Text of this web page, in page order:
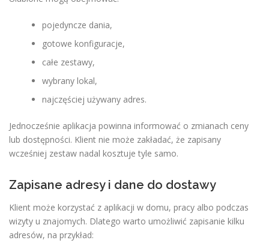
pojedyncze dania,
gotowe konfiguracje,
całe zestawy,
wybrany lokal,
najczęściej używany adres.
Jednocześnie aplikacja powinna informować o zmianach ceny
lub dostępności. Klient nie może zakładać, że zapisany
wcześniej zestaw nadal kosztuje tyle samo.
Zapisane adresy i dane do dostawy
Klient może korzystać z aplikacji w domu, pracy albo podczas
wizyty u znajomych. Dlatego warto umożliwić zapisanie kilku
adresów, na przykład: